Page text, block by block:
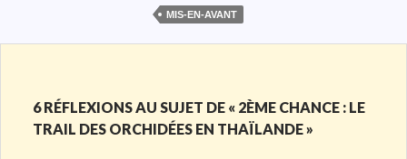
MIS-EN-AVANT
6 RÉFLEXIONS AU SUJET DE « 2ÈME CHANCE : LE
TRAIL DES ORCHIDÉES EN THAÏLANDE »